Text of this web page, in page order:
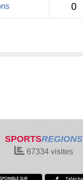
0
SPORTSREGIONS
67334visites